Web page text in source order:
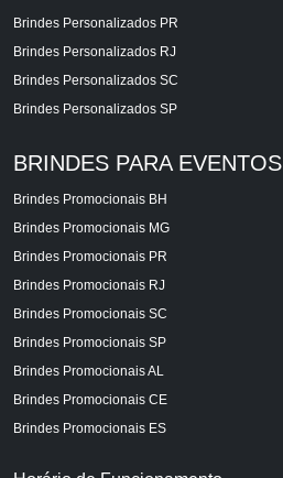
Brindes Personalizados PR
Brindes Personalizados RJ
Brindes Personalizados SC
Brindes Personalizados SP
BRINDES PARA EVENTOS
Brindes Promocionais BH
Brindes Promocionais MG
Brindes Promocionais PR
Brindes Promocionais RJ
Brindes Promocionais SC
Brindes Promocionais SP
Brindes Promocionais AL
Brindes Promocionais CE
Brindes Promocionais ES